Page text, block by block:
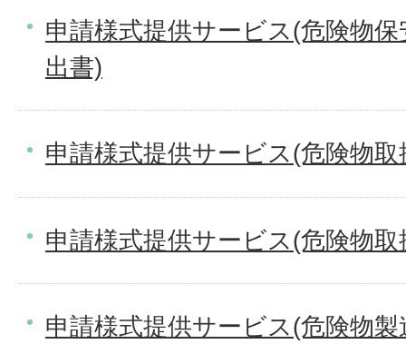
申請様式提供サービス(危険物
出書)
申請様式提供サービス(危険物
申請様式提供サービス(危険物
申請様式提供サービス(危険物